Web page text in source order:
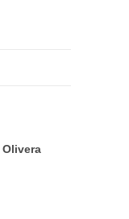
Olivera